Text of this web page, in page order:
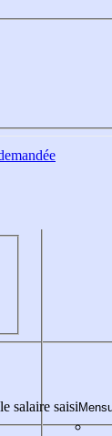
salaire saisi